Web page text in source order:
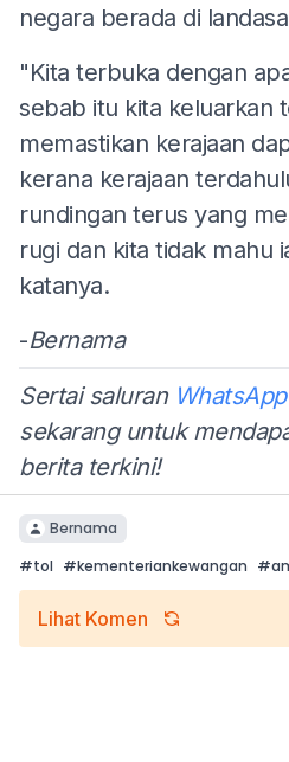
negara berada di
"Kita terbuka dengan
sebab itu kita keluarkan
memastikan kerajaan
kerana kerajaan
rundingan terus ​​​​yang
rugi dan kita tidak mahu
katanya.
-Bernama
Sertai saluran
sekarang untuk
berita terkini!
Bernama
#tol #kementeriankewangan #
Lihat Komen